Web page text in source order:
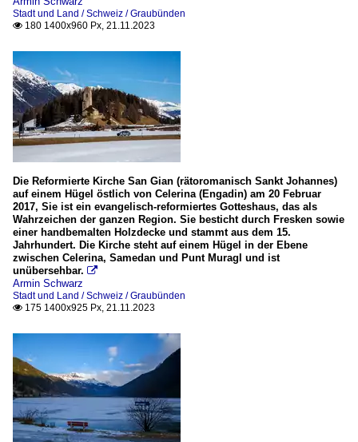
Stadt und Land / Schweiz / Graubünden
 180 1400x960 Px, 21.11.2023
Die Reformierte Kirche San Gian (rätoromanisch Sankt Johannes)
auf einem Hügel östlich von Celerina (Engadin) am 20 Februar
2017, Sie ist ein evangelisch-reformiertes Gotteshaus, das als
Wahrzeichen der ganzen Region. Sie besticht durch Fresken sowie
einer handbemalten Holzdecke und stammt aus dem 15.
Jahrhundert. Die Kirche steht auf einem Hügel in der Ebene
zwischen Celerina, Samedan und Punt Muragl und ist
unübersehbar. 
Armin Schwarz
Stadt und Land / Schweiz / Graubünden
 175 1400x925 Px, 21.11.2023